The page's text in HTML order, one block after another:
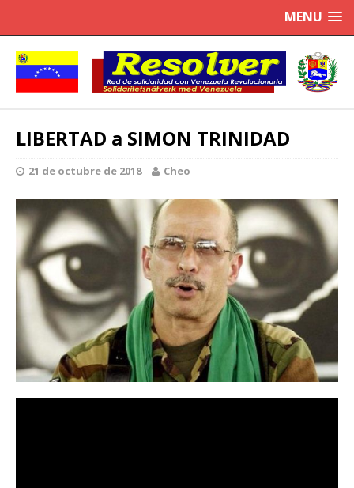
MENU
LIBERTAD a SIMON TRINIDAD
21 de octubre de 2018 Cheo